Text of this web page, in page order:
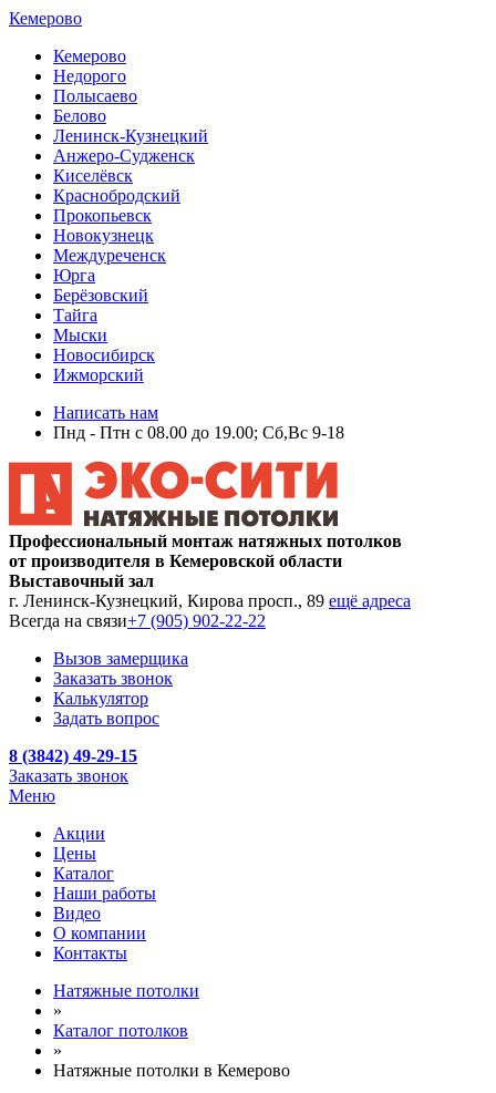
Кемерово
Кемерово
Недорого
Полысаево
Белово
Ленинск-Кузнецкий
Анжеро-Судженск
Киселёвск
Краснобродский
Прокопьевск
Новокузнецк
Междуреченск
Юрга
Берёзовский
Тайга
Мыски
Новосибирск
Ижморский
Написать нам
Пнд - Птн с 08.00 до 19.00; Сб,Вс 9-18
Профессиональный монтаж натяжных потолков
от производителя в Кемеровской области
Выставочный зал
г. Ленинск-Кузнецкий, Кирова просп., 89 ещё адреса
Всегда на связи+7 (905) 902-22-22
Вызов замерщика
Заказать звонок
Калькулятор
Задать вопрос
8 (3842) 49-29-15
Заказать звонок
Меню
Акции
Цены
Каталог
Наши работы
Видео
О компании
Контакты
Натяжные потолки
»
Каталог потолков
»
Натяжные потолки в Кемерово